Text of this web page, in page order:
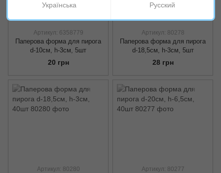
Артикул: 6358779
Паперова форма для пирога
d-10см, h-3см, 5шт
20 грн
Артикул: 80278
Паперова форма для пирога
d-18,5см, h-3см, 5шт
28 грн
Артикул: 80280 Артикул: 80277
Українська Русский